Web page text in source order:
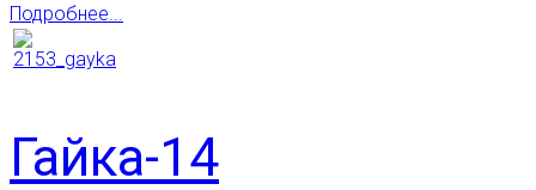
Подробнее...
Гайка-14